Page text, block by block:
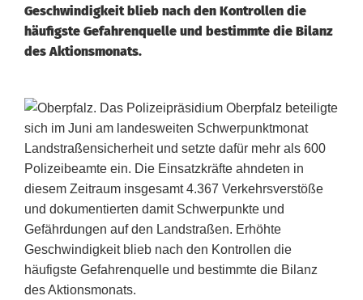
Geschwindigkeit blieb nach den Kontrollen die
häufigste Gefahrenquelle und bestimmte die Bilanz
des Aktionsmonats.